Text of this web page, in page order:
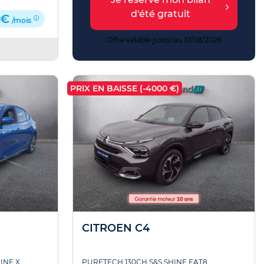
/mois
d'été gratuit
Offre valable jusqu'au 31/08/2026
X
PRIX EN BAISSE (-4000 €)
CITROEN C4
PURETECH 130CH S&S SHINE EAT8